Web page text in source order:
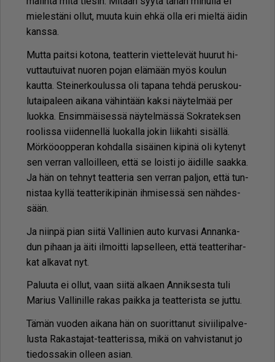
mie­les­tä­ni ol­lut, muu­ta kuin eh­kä ol­la eri miel­tä äi­din
kans­sa.
Mut­ta pait­si ko­to­na, te­at­te­rin viet­te­le­vät huu­rut hi­
vut­tau­tui­vat nuo­ren po­jan elä­mään myös kou­lun
kaut­ta. Stei­ner­kou­lus­sa oli ta­pa­na teh­dä pe­rus­kou­
lu­tai­pa­leen ai­ka­na vä­hin­tään kak­si näy­tel­mää per
luok­ka. En­sim­mäi­ses­sä näy­tel­mäs­sä Sok­ra­tek­sen
roo­lis­sa vii­den­nel­lä luo­kal­la jo­kin lii­kah­ti si­säl­lä.
Mör­kö­oop­pe­ran koh­dal­la si­säi­nen ki­pi­nä oli ky­te­nyt
sen ver­ran val­loil­leen, et­tä se lois­ti jo äi­dil­le saak­ka.
Ja hän on teh­nyt te­at­te­ria sen ver­ran pal­jon, et­tä tun­
nis­taa kyl­lä te­at­te­ri­ki­pi­nän ih­mi­ses­sä sen näh­des­
sään.
Ja niin­pä pian sii­tä Val­li­nien au­to kur­va­si An­nan­ka­
dun pi­haan ja äi­ti il­moit­ti lap­sel­leen, et­tä te­at­te­ri­har­
kat al­ka­vat nyt.
Pa­luu­ta ei ol­lut, vaan sii­tä al­ka­en An­nik­ses­ta tuli
Ma­rius Val­li­nil­le ra­kas paik­ka ja te­at­te­ris­ta se jut­tu.
Tä­män vuo­den ai­ka­na hän on suo­rit­ta­nut si­vii­li­pal­ve­
lus­ta Ra­kas­ta­jat-te­at­te­ris­sa, mikä on vah­vis­ta­nut jo
tie­dos­sa­kin ol­leen asi­an.